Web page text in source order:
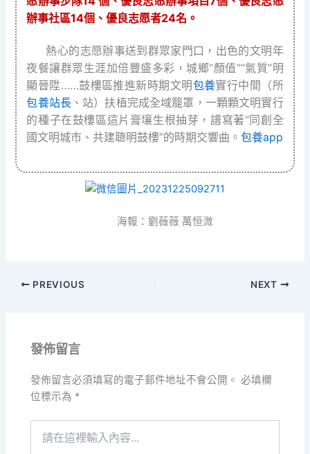
辦事社區14個、優良志愿者24名。
熱心的志愿辦事送到群眾家門口，出色的文明年
夜餐讓群眾生涯加倍豐盛多彩，城鄉“顏值”“氣質”明
顯晉陞……鼓樓區推進新時期文明包養實行中間（所
包養站長 、站）扶植完成全域籠罩，一顆顆文明實行
的種子在鼓樓區這片膏壤生根抽芽，譜寫著“同創全
國文明城市、共建聰明鼓樓”的時期交響曲。包養app
海報：劉薇薇 萬恒溦
PREVIOUS NEXT
發佈留言
發佈留言必須填寫的電子郵件地址不會公開。 必填欄
位標示為 *